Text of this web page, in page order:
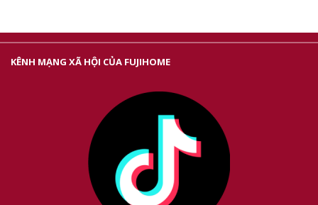
KÊNH MẠNG XÃ HỘI CỦA FUJIHOME